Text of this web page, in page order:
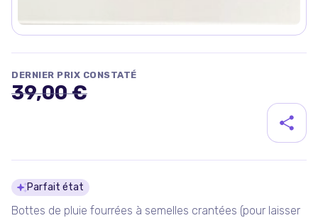
DERNIER PRIX CONSTATÉ
39,00 €
Détails du produit
Parfait état
Bottes de pluie fourrées à semelles crantées (pour laisser